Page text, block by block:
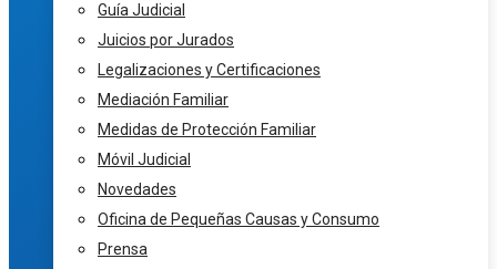
Guía Judicial
Juicios por Jurados
Legalizaciones y Certificaciones
Mediación Familiar
Medidas de Protección Familiar
Móvil Judicial
Novedades
Oficina de Pequeñas Causas y Consumo
Prensa